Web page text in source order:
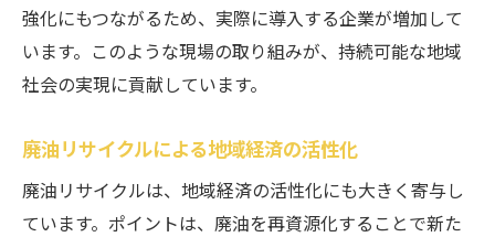
強化にもつながるため、実際に導入する企業が増加して
います。このような現場の取り組みが、持続可能な地域
社会の実現に貢献しています。
廃油リサイクルによる地域経済の活性化
廃油リサイクルは、地域経済の活性化にも大きく寄与し
ています。ポイントは、廃油を再資源化することで新た